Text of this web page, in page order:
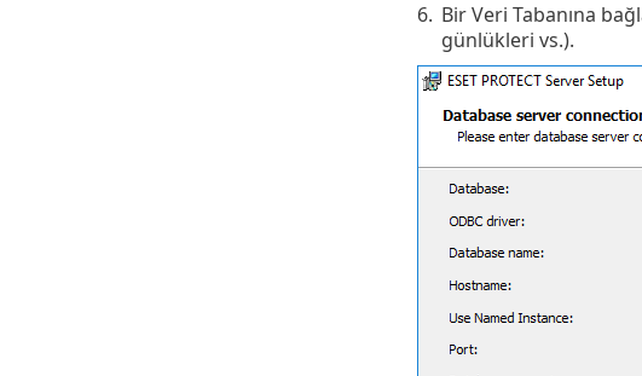
6. Bir Veri Tabanına
günlükleri vs.).